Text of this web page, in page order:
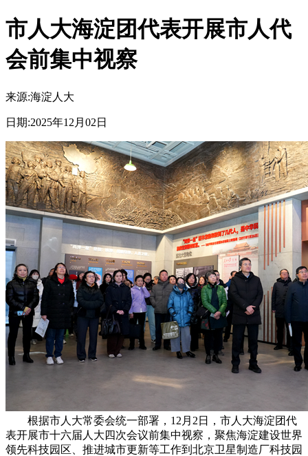
市人大海淀团代表开展市人代
会前集中视察
来源:海淀人大
日期:2025年12月02日
根据市人大常委会统一部署，12月2日，市人大海淀团代
表开展市十六届人大四次会议前集中视察，聚焦海淀建设世界
领先科技园区、推进城市更新等工作到北京卫星制造厂科技园